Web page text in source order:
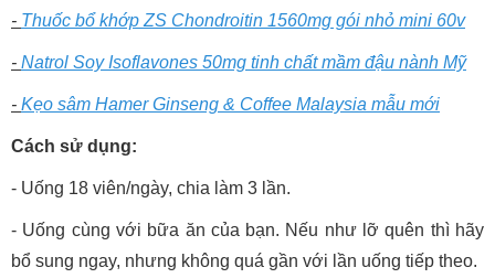
- Thuốc bổ khớp ZS Chondroitin 1560mg gói nhỏ mini 60v
- Natrol Soy Isoflavones 50mg tinh chất mầm đậu nành Mỹ
- Kẹo sâm Hamer Ginseng & Coffee Malaysia mẫu mới
Cách sử dụng:
- Uống 18 viên/ngày, chia làm 3 lần.
- Uống cùng với bữa ăn của bạn. Nếu như lỡ quên thì hãy
bổ sung ngay, nhưng không quá gần với lần uống tiếp theo.